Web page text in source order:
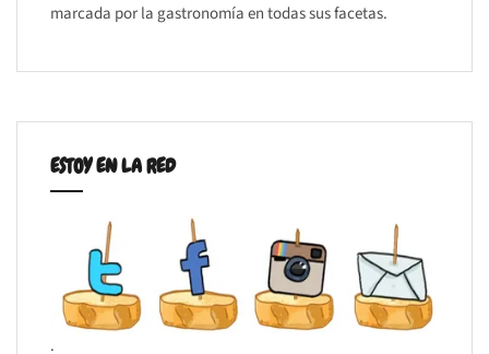
marcada por la gastronomía en todas sus facetas.
ESTOY EN LA RED
.